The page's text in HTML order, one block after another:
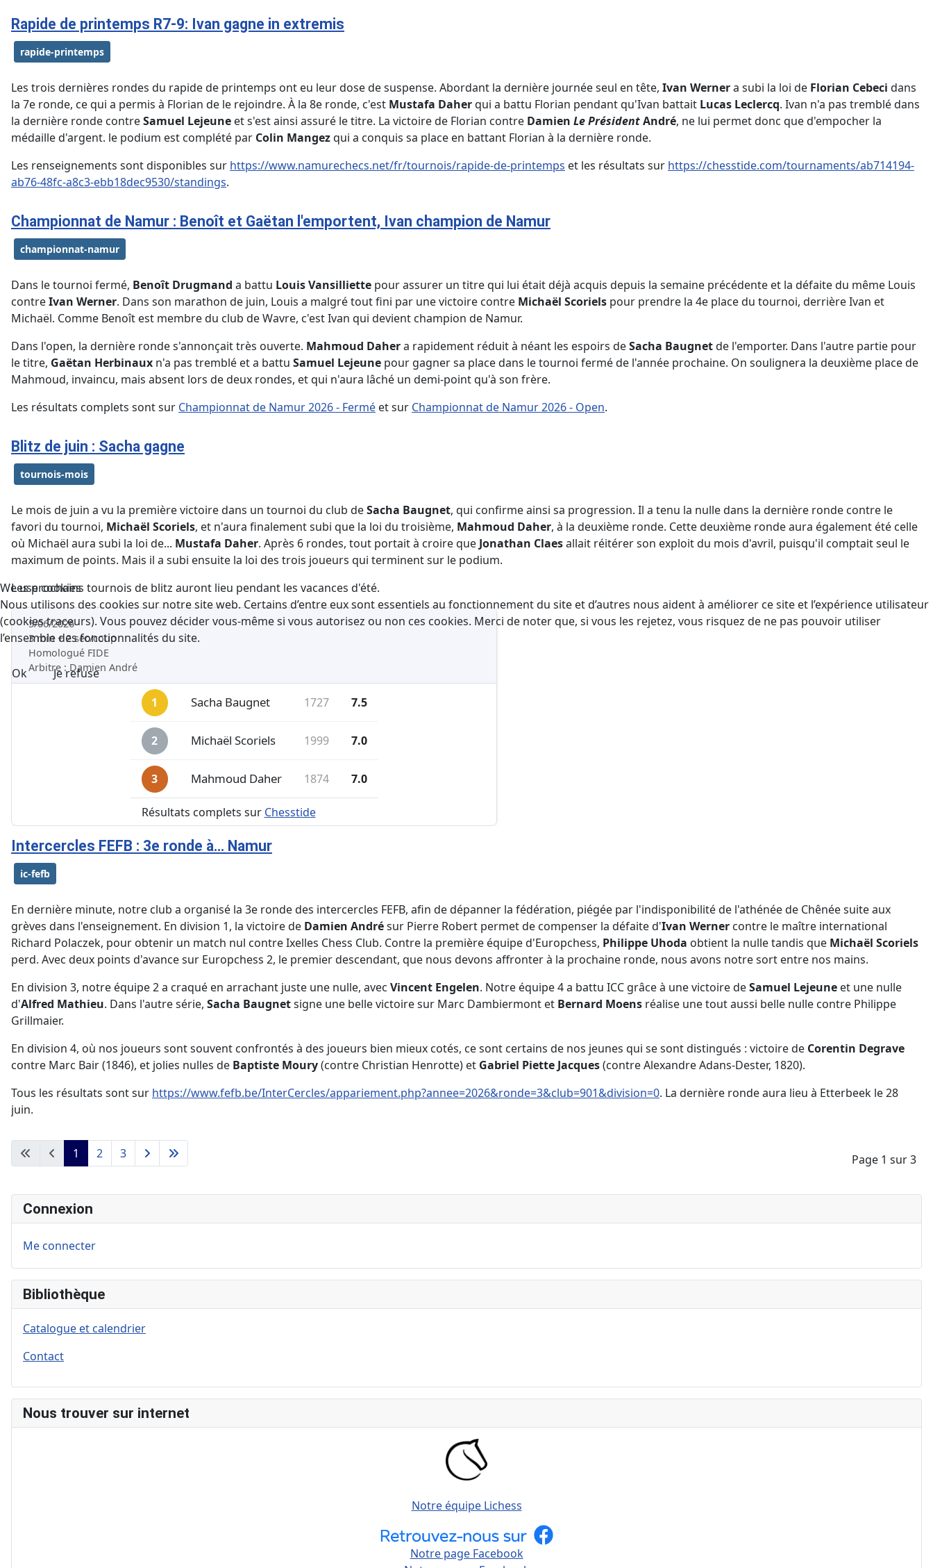
Rapide de printemps R7-9: Ivan gagne in extremis
rapide-printemps
Les trois dernières rondes du rapide de printemps ont eu leur dose de suspense. Abordant la dernière journée seul en tête, Ivan Wernera subi la loi de Florian Cebeci dans
la 7e ronde, ce qui a permis à Florian de le rejoindre. À la 8e ronde, c'est Mustafa Daherqui a battu Florian pendant qu'Ivan battait Lucas Leclercq. Ivan n'a pas tremblé dans
la dernière ronde contreSamuel Lejeune et s'est ainsi assuré le titre. La victoire de Florian contre Damien Le PrésidentAndré, ne lui permet donc que d'empocher la
médaille d'argent. le podium est complété par Colin Mangezqui a conquis sa place en battant Florian à la dernière ronde.
Les renseignements sont disponibles sur https://www.namurechecs.net/fr/tournois/rapide-de-printemps et les résultats sur https://chesstide.com/tournaments/ab714194-
ab76-48fc-a8c3-ebb18dec9530/standings.
Championnat de Namur : Benoît et Gaëtan l'emportent, Ivan champion de Namur
championnat-namur
Dans le tournoi fermé, Benoît Drugmand a battu Louis Vansilliette pour assurer un titre qui lui était déjà acquis depuis la semaine précédente et la défaite du même Louis
contreIvan Werner. Dans son marathon de juin, Louis a malgré tout fini par une victoire contre Michaël Scoriels pour prendre la 4e place du tournoi, derrière Ivan et
Michaël. Comme Benoît est membre du club de Wavre, c'est Ivan qui devient champion de Namur.
Dans l'open, la dernière ronde s'annonçait très ouverte. Mahmoud Dahera rapidement réduit à néant les espoirs deSacha Baugnetde l'emporter. Dans l'autre partie pour
le titre, Gaëtan Herbinaux n'a pas tremblé et a battu Samuel Lejeune pour gagner sa place dans le tournoi fermé de l'année prochaine. On soulignera la deuxième place de
Mahmoud, invaincu, mais absent lors de deux rondes, et qui n'aura lâché un demi-point qu'à son frère.
Les résultats complets sont sur Championnat de Namur 2026 - Fermé et sur Championnat de Namur 2026 - Open.
Blitz de juin : Sacha gagne
tournois-mois
Le mois de juin a vu la première victoire dans un tournoi du club deSacha Baugnet, qui confirme ainsi sa progression. Il a tenu la nulle dans la dernière ronde contre le
favori du tournoi, Michaël Scoriels, et n'aura finalement subi que la loi du troisième, Mahmoud Daher, à la deuxième ronde. Cette deuxième ronde aura également été celle
où Michaël aura subi la loi de... Mustafa Daher. Après 6 rondes, tout portait à croire que Jonathan Claesallait réitérer son exploit du mois d'avril, puisqu'il comptait seul le
maximum de points. Mais il a subi ensuite la loi des trois joueurs qui terminent sur le podium.
Les prochains tournois de blitz auront lieu pendant les vacances d'été.
5/06/2026
3 min + 2 sec/coup
Homologué FIDE
Arbitre : Damien André
Position
1 Sacha Baugnet 1727 7.5
2 Michaël Scoriels 1999 7.0
3 Mahmoud Daher 1874 7.0
Résultats complets sur Chesstide
Intercercles FEFB : 3e ronde à... Namur
ic-fefb
En dernière minute, notre club a organisé la 3e ronde des intercercles FEFB, afin de dépanner la fédération, piégée par l'indisponibilité de l'athénée de Chênée suite aux
grèves dans l'enseignement. En division 1, la victoire de Damien Andrésur Pierre Robert permet de compenser la défaite d'Ivan Werner contre le maître international
Richard Polaczek, pour obtenir un match nul contre Ixelles Chess Club. Contre la première équipe d'Europchess, Philippe Uhoda obtient la nulle tandis que Michaël Scoriels
perd. Avec deux points d'avance sur Europchess 2, le premier descendant, que nous devons affronter à la prochaine ronde, nous avons notre sort entre nos mains.
En division 3, notre équipe 2 a craqué en arrachant juste une nulle, avec Vincent Engelen. Notre équipe 4 a battu ICC grâce à une victoire deSamuel Lejeune et une nulle
d'Alfred Mathieu. Dans l'autre série, Sacha Baugnetsigne une belle victoire sur Marc Dambiermont et Bernard Moens réalise une tout aussi belle nulle contre Philippe
Grillmaier.
En division 4, où nos joueurs sont souvent confrontés à des joueurs bien mieux cotés, ce sont certains de nos jeunes qui se sont distingués : victoire de Corentin Degrave
contre Marc Bair (1846), et jolies nulles de Baptiste Moury(contre Christian Henrotte) et Gabriel Piette Jacques(contre Alexandre Adans-Dester, 1820).
Tous les résultats sont sur https://www.fefb.be/InterCercles/appariement.php?annee=2026&ronde=3&club=901&division=0. La dernière ronde aura lieu à Etterbeek le 28
juin.
Page 1 sur 3
1 2 3
Connexion
Me connecter
Bibliothèque
Catalogue et calendrier
Contact
Nous trouver sur internet
Notre équipe Lichess
Notre page Facebook
We use cookies
Nous utilisons des cookies sur notre site web. Certains d’entre eux sont essentiels au fonctionnement du site et d’autres nous aident à améliorer ce site et l’expérience utilisateur
(cookies traceurs). Vous pouvez décider vous-même si vous autorisez ou non ces cookies. Merci de noter que, si vous les rejetez, vous risquez de ne pas pouvoir utiliser
l’ensemble des fonctionnalités du site.
Ok Je refuse